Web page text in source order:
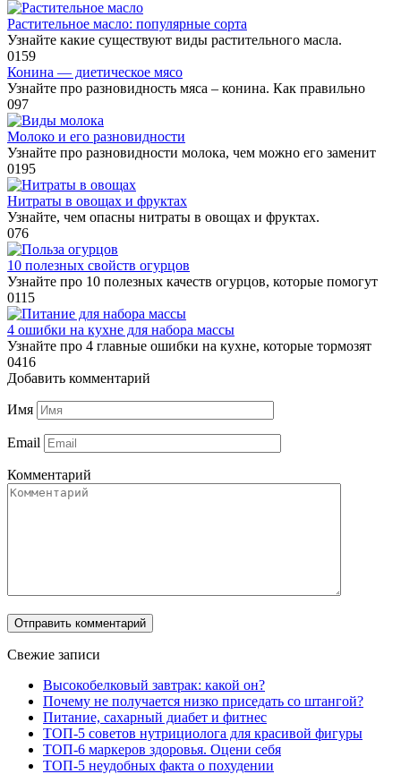
Растительное масло: популярные сорта
Узнайте какие существуют виды растительного масла.
0159
Конина — диетическое мясо
Узнайте про разновидность мяса – конина. Как правильно
097
Молоко и его разновидности
Узнайте про разновидности молока, чем можно его заменит
0195
Нитраты в овощах и фруктах
Узнайте, чем опасны нитраты в овощах и фруктах.
076
10 полезных свойств огурцов
Узнайте про 10 полезных качеств огурцов, которые помогут
0115
4 ошибки на кухне для набора массы
Узнайте про 4 главные ошибки на кухне, которые тормозят
0416
Добавить комментарий
Имя
Email
Комментарий
Свежие записи
Высокобелковый завтрак: какой он?
Почему не получается низко приседать со штангой?
Питание, сахарный диабет и фитнес
ТОП-5 советов нутрициолога для красивой фигуры
ТОП-6 маркеров здоровья. Оцени себя
ТОП-5 неудобных факта о похудении